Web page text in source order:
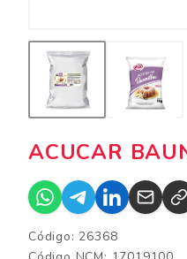
ACUCAR
Código: 26368